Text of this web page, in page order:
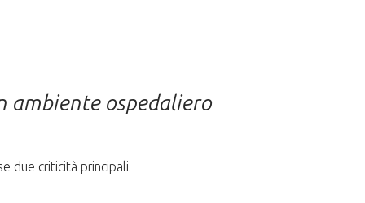
ambiente ospedaliero
due criticità principali.